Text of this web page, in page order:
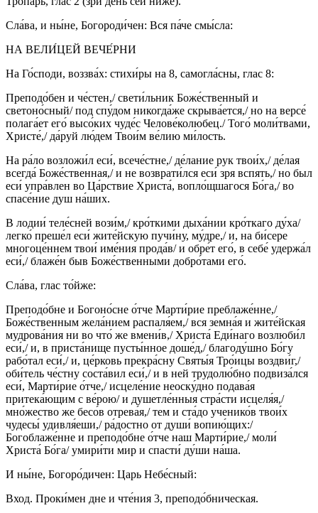
Сла́ва, и ны́не, Богороди́чен: Вся па́че смы́сла:
НА ВЕЛИ́ЦЕЙ ВЕЧЕ́РНИ
На Го́споди, воззва́х: стихи́ры на 8, самогла́сны, глас 8:
Преподо́бен и че́стен,/ свети́льник Боже́ственный и
светоно́сный/ под спу́дом никогда́же скрыва́ется,/ но на версе́
полага́ет его́ высо́ких чуде́с Челове́колюбец./ Того́ моли́твами,
Христе́,/ да́руй лю́дем Твои́м ве́лию ми́лость.
На ра́ло возложи́л еси́, всече́стне,/ де́лание рук твои́х,/ де́лая
всегда́ Боже́ственная,/ и не возврати́лся еси́ зря вспять,/ но был
еси́ упра́влен во Ца́рствие Христа́, вопло́щшагося Бо́га,/ во
спасе́ние душ на́ших.
В лодии́ теле́сней вози́м,/ кро́ткими дыха́нии кро́ткаго ду́ха/
легко́ преше́л еси́ жите́йскую пучи́ну, му́дре,/ и, на би́сере
многоце́ннем твои́ име́ния прода́в/ и обре́т его́, в себе́ удержа́л
еси́,/ блаже́н быв Боже́ственными добро́тами его́.
Сла́ва, глас то́йже:
Преподо́бне и Богоно́сне о́тче Марти́рие преблаже́нне,/
Боже́ственным жела́нием распаля́ем,/ вся земна́я и жите́йская
мудрова́ния ни во что́ же вмени́в,/ Христа́ Еди́наго возлюби́л
еси́,/ и, в приста́нище пусты́нное доше́д,/ благоду́шно Бо́гу
рабо́тал еси́,/ и, це́рковь прекра́сну Святы́я Тро́ицы воздви́г,/
оби́тель че́стну соста́вил еси́,/ и в ней трудолю́бно подвиза́лся
еси́, Марти́рие о́тче,/ исцеле́ние неоску́дно подава́я
притека́ющим с ве́рою/ и душетле́нныя стра́сти исцеля́я,/
мно́жество же бесо́в отрева́я,/ тем и ста́до ученико́в твои́х
чудесы́ удивля́еши,/ ра́достно от души́ вопию́щих:/
Богоблаже́нне и преподо́бне о́тче наш Марти́рие,/ моли́
Христа́ Бо́га/ умири́ти мир и спасти́ ду́ши на́ша.
И ны́не, Богоро́дичен: Царь Небе́сный:
Вход. Проки́мен дне и чте́ния 3, преподо́бническая.